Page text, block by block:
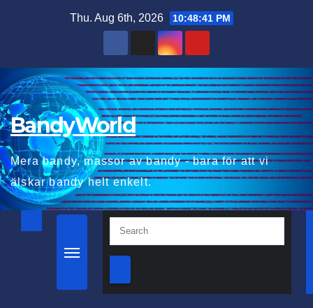
Thu. Aug 6th, 2026 10:48:42 PM
BandyWorld
Mera bandy, massor av bandy - bara för att vi
älskar bandy helt enkelt.